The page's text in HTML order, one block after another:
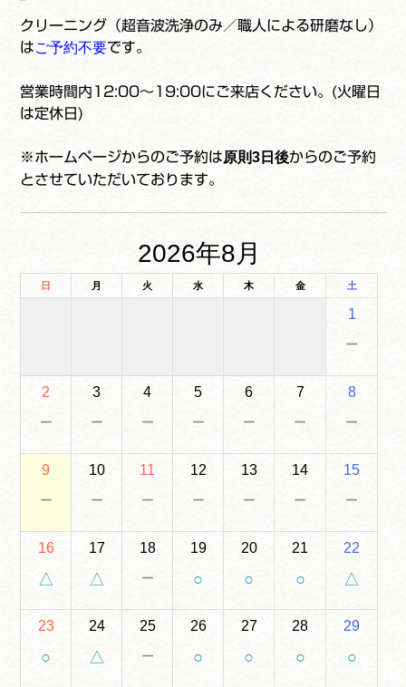
クリーニング（超音波洗浄のみ／職人による研磨なし）
はご予約不要です。
営業時間内12:00～19:00にご来店ください。(火曜日
は定休日)
※ホームページからのご予約は原則3日後からのご予約
とさせていただいております。
2026年8月
日 月 火 水 木 金 土
1
－
2
－
3
－
4
－
5
－
6
－
7
－
8
－
9
－
10
－
11
－
12
－
13
－
14
－
15
－
16
△
17
△
18
－
19
○
20
○
21
○
22
△
23
○
24
△
25
－
26
○
27
○
28
○
29
○